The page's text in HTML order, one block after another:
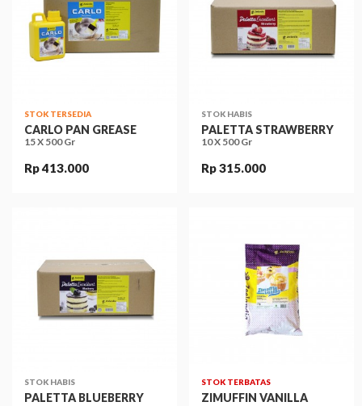
STOK TERSEDIA
CARLO PAN GREASE
15 X 500 Gr
Rp 413.000
STOK HABIS
PALETTA STRAWBERRY
10 X 500 Gr
Rp 315.000
STOK HABIS
PALETTA BLUEBERRY
STOK TERBATAS
ZIMUFFIN VANILLA